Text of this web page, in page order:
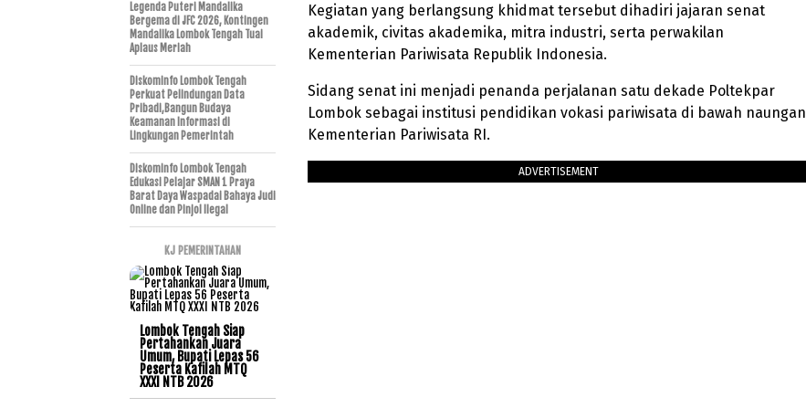
Kegiatan yang berlangsung khidmat tersebut dihadiri jajaran senat
akademik, civitas akademika, mitra industri, serta perwakilan
Kementerian Pariwisata Republik Indonesia.
Sidang senat ini menjadi penanda perjalanan satu dekade Poltekpar
Lombok sebagai institusi pendidikan vokasi pariwisata di bawah naungan
Kementerian Pariwisata RI.
ADVERTISEMENT
Legenda Puteri Mandalika
Bergema di JFC 2026, Kontingen
Mandalika Lombok Tengah Tuai
Aplaus Meriah
Diskominfo Lombok Tengah
Perkuat Pelindungan Data
Pribadi,Bangun Budaya
Keamanan Informasi di
Lingkungan Pemerintah
Diskominfo Lombok Tengah
Edukasi Pelajar SMAN 1 Praya
Barat Daya Waspadai Bahaya Judi
Online dan Pinjol Ilegal
KJ PEMERINTAHAN
Lombok Tengah Siap
Pertahankan Juara
Umum, Bupati Lepas 56
Peserta Kafilah MTQ
XXXI NTB 2026